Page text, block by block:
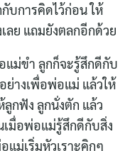
การคิดไว้ก่อน ให้
ลย แถมยังตลกอีกด้วย
แม่ขำ ลูกก็จะรู้สึกดีกับ
ย่างเพื่อพ่อแม่ แล้วให้
กฟัง ลูกนั่งตัก แล้ว
เมื่อพ่อแม่รู้สึกดีกับสิ่ง
แม่เริ่มหัวเราะคิกๆ